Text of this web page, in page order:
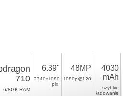
710
6/8GB RAM
6.39"
2340x1080
pix.
48MP
1080p@120
4030
mAh
szybkie
ładowanie